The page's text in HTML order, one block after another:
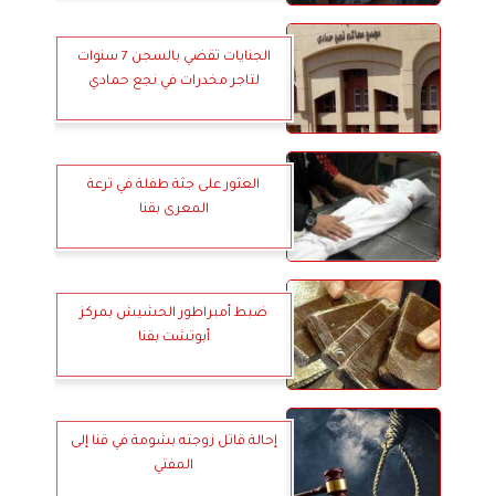
الجنايات تقضي بالسجن 7 سنوات
لتاجر مخدرات في نجع حمادي
العثور على جثة طفلة في ترعة
المعرى بقنا
ضبط أمبراطور الحشيش بمركز
أبوتشت بقنا
إحالة قاتل زوجته بشومة في قنا إلى
المفتي